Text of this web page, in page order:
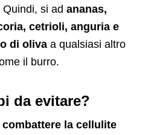
si ad ananas,
cetrioli, anguria e
di oliva a qualsiasi altro
il burro.
da evitare?
combattere la cellulite